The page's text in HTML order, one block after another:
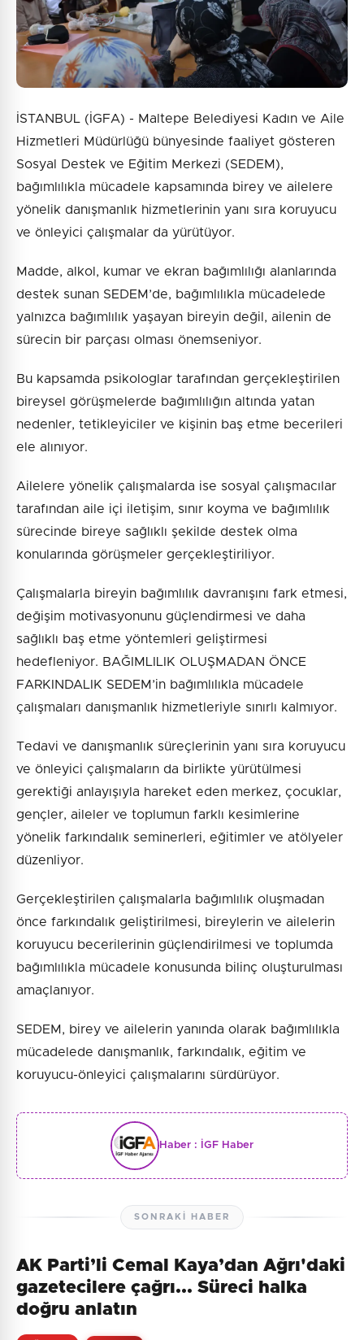
İSTANBUL (İGFA) - Maltepe Belediyesi Kadın ve Aile
Hizmetleri Müdürlüğü bünyesinde faaliyet gösteren
Sosyal Destek ve Eğitim Merkezi (SEDEM),
bağımlılıkla mücadele kapsamında birey ve ailelere
yönelik danışmanlık hizmetlerinin yanı sıra koruyucu
ve önleyici çalışmalar da yürütüyor.
Madde, alkol, kumar ve ekran bağımlılığı alanlarında
destek sunan SEDEM’de, bağımlılıkla mücadelede
yalnızca bağımlılık yaşayan bireyin değil, ailenin de
sürecin bir parçası olması önemseniyor.
Bu kapsamda psikologlar tarafından gerçekleştirilen
bireysel görüşmelerde bağımlılığın altında yatan
nedenler, tetikleyiciler ve kişinin baş etme becerileri
ele alınıyor.
Ailelere yönelik çalışmalarda ise sosyal çalışmacılar
tarafından aile içi iletişim, sınır koyma ve bağımlılık
sürecinde bireye sağlıklı şekilde destek olma
konularında görüşmeler gerçekleştiriliyor.
Çalışmalarla bireyin bağımlılık davranışını fark etmesi,
değişim motivasyonunu güçlendirmesi ve daha
sağlıklı baş etme yöntemleri geliştirmesi
hedefleniyor. BAĞIMLILIK OLUŞMADAN ÖNCE
FARKINDALIK SEDEM’in bağımlılıkla mücadele
çalışmaları danışmanlık hizmetleriyle sınırlı kalmıyor.
Tedavi ve danışmanlık süreçlerinin yanı sıra koruyucu
ve önleyici çalışmaların da birlikte yürütülmesi
gerektiği anlayışıyla hareket eden merkez, çocuklar,
gençler, aileler ve toplumun farklı kesimlerine
yönelik farkındalık seminerleri, eğitimler ve atölyeler
düzenliyor.
Gerçekleştirilen çalışmalarla bağımlılık oluşmadan
önce farkındalık geliştirilmesi, bireylerin ve ailelerin
koruyucu becerilerinin güçlendirilmesi ve toplumda
bağımlılıkla mücadele konusunda bilinç oluşturulması
amaçlanıyor.
SEDEM, birey ve ailelerin yanında olarak bağımlılıkla
mücadelede danışmanlık, farkındalık, eğitim ve
koruyucu-önleyici çalışmalarını sürdürüyor.
Haber : İGF Haber
SONRAKI HABER
AK Parti’li Cemal Kaya’dan Ağrı'daki
gazetecilere çağrı... Süreci halka
doğru anlatın